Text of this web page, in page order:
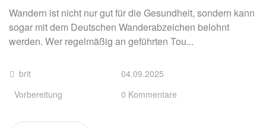
Wandern ist nicht nur gut für die Gesundheit, sondern kann
sogar mit dem Deutschen Wanderabzeichen belohnt
werden. Wer regelmäßig an geführten Tou...
brit
Vorbereitung
04.09.2025
0 Kommentare